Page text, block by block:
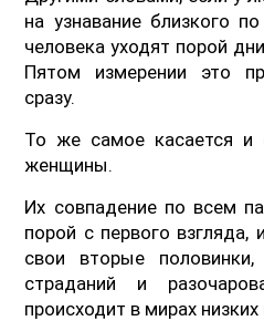
на узнавание близкого
человека уходят порой
Пятом измерении это
сразу.
То же самое касается
женщины.
Их совпадение по всем
порой с первого
свои вторые
страданий и
происходит в мирах низких